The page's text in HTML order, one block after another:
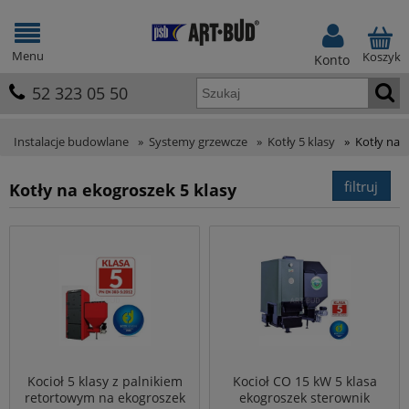
Koszyk
Konto
52 323 05 50
Menu
Instalacje budowlane » Systemy grzewcze » Kotły 5 klasy » Kotły na
Kotły na ekogroszek 5 klasy filtruj
Kocioł 5 klasy z palnikiem
retortowym na ekogroszek
Kocioł CO 15 kW 5 klasa
ekogroszek sterownik